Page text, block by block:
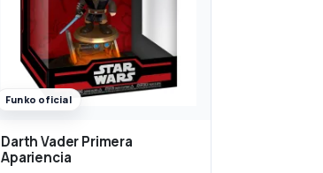
Funko oficial
Darth Vader Primera
Apariencia